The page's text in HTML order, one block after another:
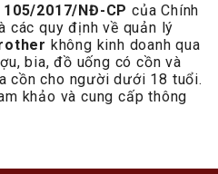
105/2017/NĐ-CP của Chính
các quy định về quản lý
không kinh doanh qua
bia, đồ uống có cồn và
cồn cho người dưới 18 tuổi.
khảo và cung cấp thông